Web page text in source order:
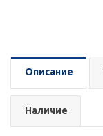
Описание
Наличие